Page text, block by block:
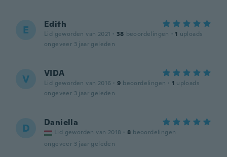
E Edith
Lid geworden van 2021 · 38 beoordelingen · 1 uploads
ongeveer 3 jaar geleden
V VIDA
Lid geworden van 2016 · 9 beoordelingen · 1 uploads
ongeveer 3 jaar geleden
D Daniella
Lid geworden van 2018 · 8 beoordelingen
ongeveer 3 jaar geleden